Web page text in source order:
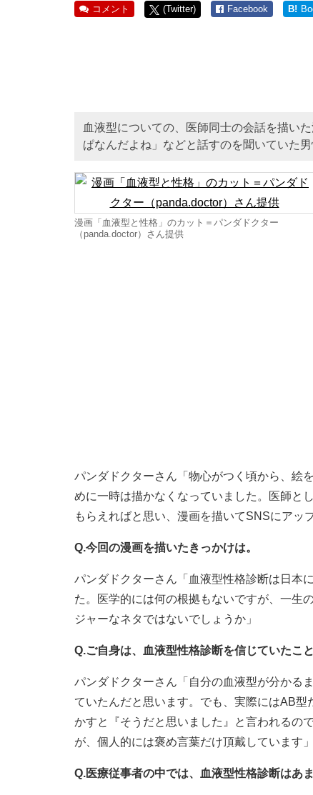
コメント (Twitter) Facebook B!
血液型についての、医師同士の会話を描い
ぱなんだよね」などと話すのを聞いていた
漫画「血液型と性格」のカット＝パンダドクター
（panda.doctor）さん提供
パンダドクターさん「物心がつく頃から、絵
めに一時は描かなくなっていました。医師と
もらえればと思い、漫画を描いてSNSにアッ
Q.今回の漫画を描いたきっかけは。
パンダドクターさん「血液型性格診断は日本
た。医学的には何の根拠もないですが、一生
ジャーなネタではないでしょうか」
Q.ご自身は、血液型性格診断を信じていたこ
パンダドクターさん「自分の血液型が分かる
ていたんだと思います。でも、実際にはAB
かすと『そうだと思いました』と言われるの
が、個人的には褒め言葉だけ頂戴しています」
Q.医療従事者の中では、血液型性格診断はあ